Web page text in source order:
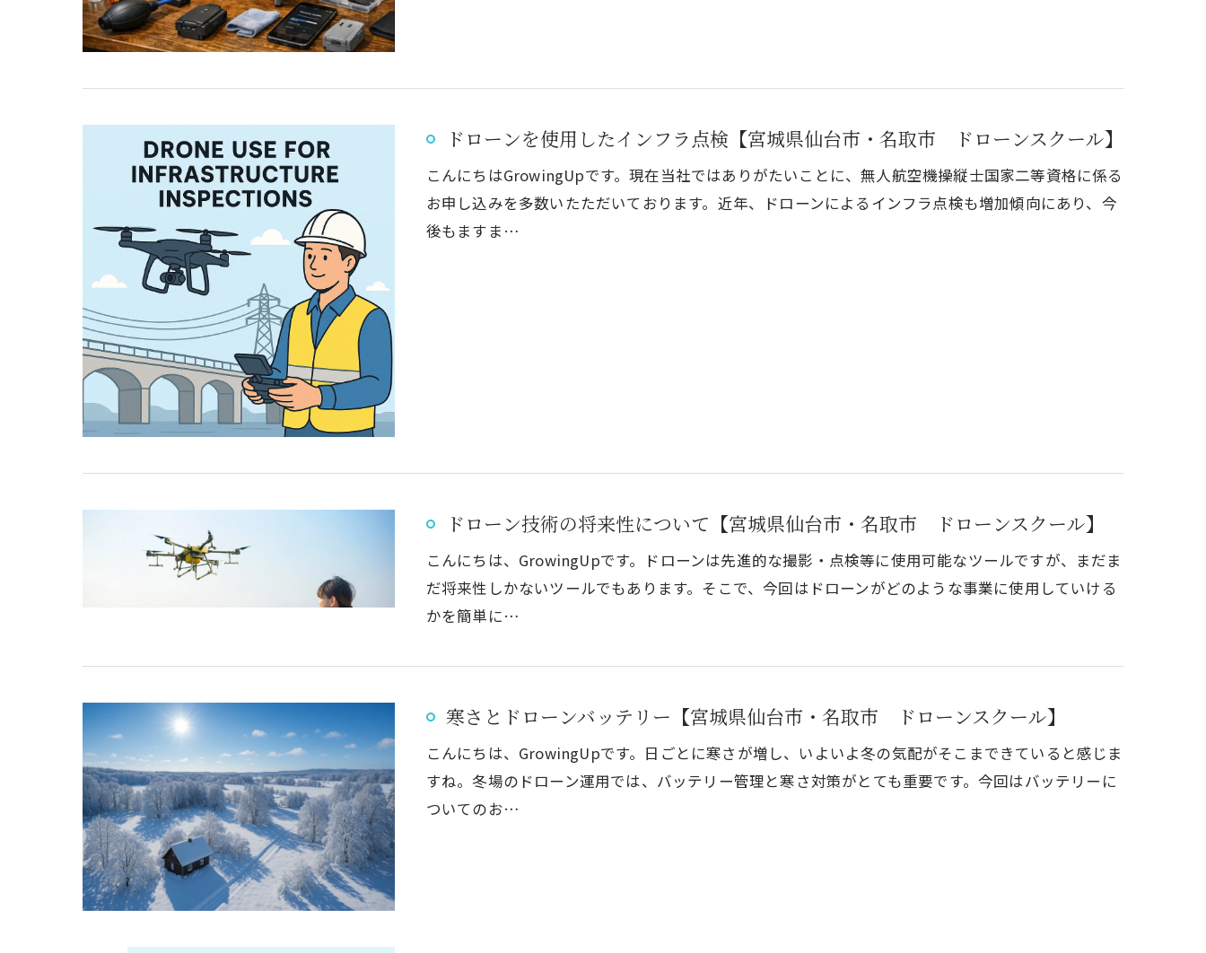
ドローンを使用したインフラ点検【宮城県仙台市・名取市 ドローンスクール】
こんにちはGrowingUpです。現在当社ではありがたいことに、無人航空機操縦士国家二等資格に係る
お申し込みを多数いたただいております。近年、ドローンによるインフラ点検も増加傾向にあり、今
後もますま…
ドローン技術の将来性について【宮城県仙台市・名取市 ドローンスクール】
こんにちは、GrowingUpです。ドローンは先進的な撮影・点検等に使用可能なツールですが、まだま
だ将来性しかないツールでもあります。そこで、今回はドローンがどのような事業に使用していける
かを簡単に…
寒さとドローンバッテリー【宮城県仙台市・名取市 ドローンスクール】
こんにちは、GrowingUpです。日ごとに寒さが増し、いよいよ冬の気配がそこまできていると感じま
すね。冬場のドローン運用では、バッテリー管理と寒さ対策がとても重要です。今回はバッテリーに
ついてのお…